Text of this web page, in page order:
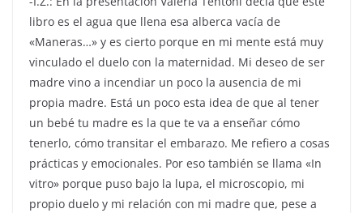
libro es el agua que llena esa alberca vacía de
«Maneras…» y es cierto porque en mi mente está muy
vinculado el duelo con la maternidad. Mi deseo de ser
madre vino a incendiar un poco la ausencia de mi
propia madre. Está un poco esta idea de que al tener
un bebé tu madre es la que te va a enseñar cómo
tenerlo, cómo transitar el embarazo. Me refiero a cosas
prácticas y emocionales. Por eso también se llama «In
vitro» porque puso bajo la lupa, el microscopio, mi
propio duelo y mi relación con mi madre que, pese a